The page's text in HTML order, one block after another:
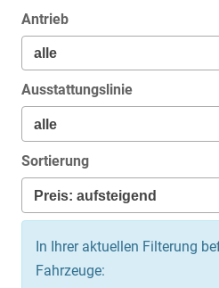
Antrieb
Ausstattungslinie
Sortierung
In Ihrer aktuellen Filterung
Fahrzeuge: